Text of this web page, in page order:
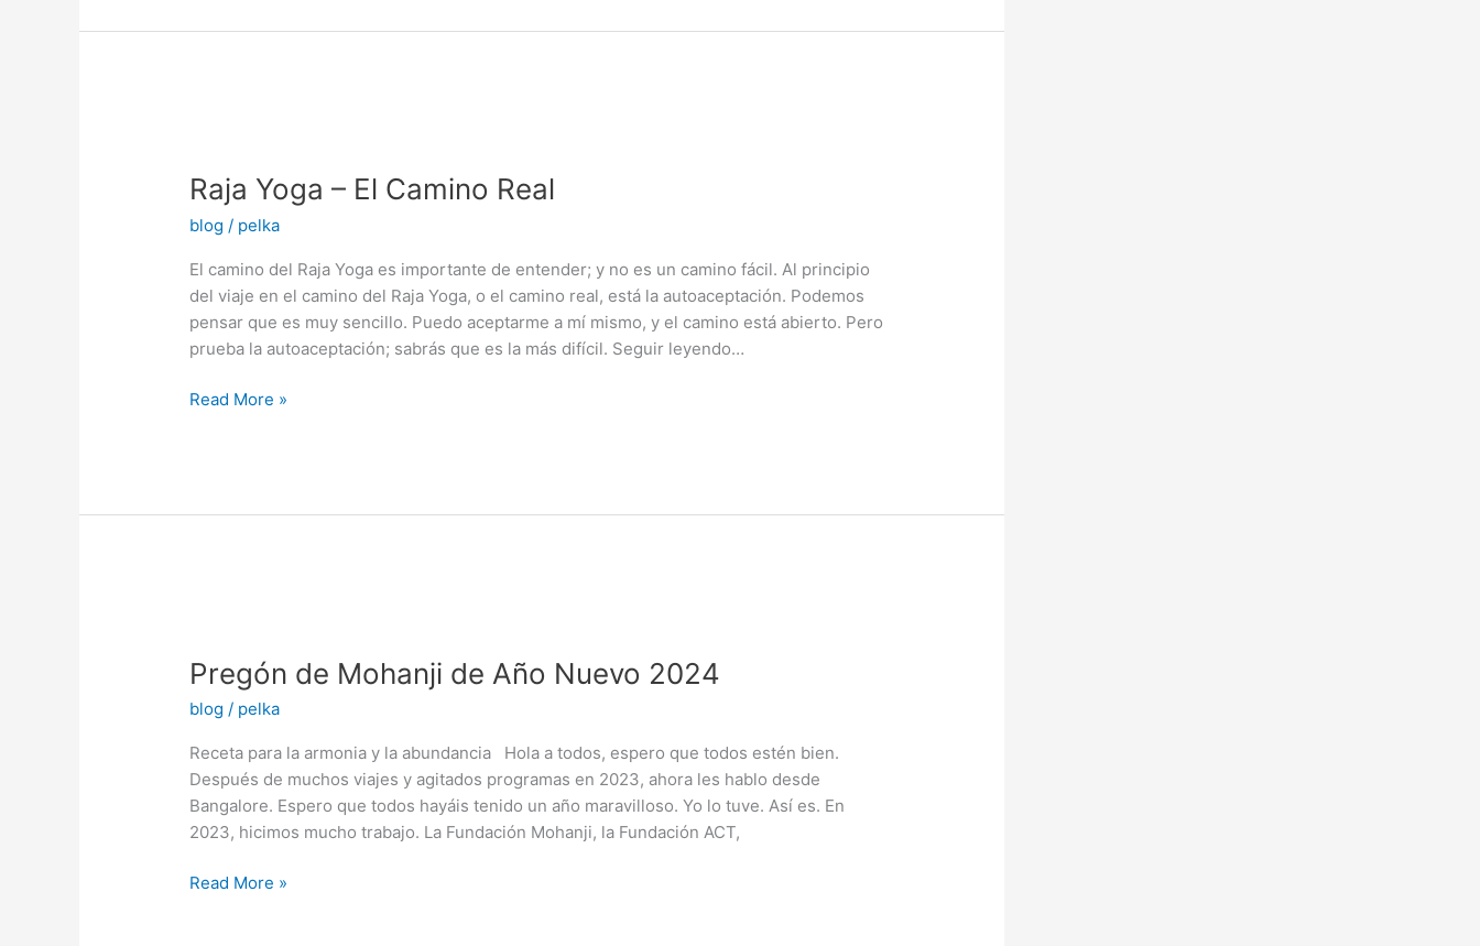
Raja Yoga – El Camino Real
blog / pelka
El camino del Raja Yoga es importante de entender; y no es un camino fácil. Al principio
del viaje en el camino del Raja Yoga, o el camino real, está la autoaceptación. Podemos
pensar que es muy sencillo. Puedo aceptarme a mí mismo, y el camino está abierto. Pero
prueba la autoaceptación; sabrás que es la más difícil. Seguir leyendo…
–
Camino
Real
Read More »
Pregón de Mohanji de Año Nuevo 2024
blog / pelka
Receta para la armonia y la abundancia Hola a todos, espero que todos estén bien.
Después de muchos viajes y agitados programas en 2023, ahora les hablo desde
Bangalore. Espero que todos hayáis tenido un año maravilloso. Yo lo tuve. Así es. En
2023, hicimos mucho trabajo. La Fundación Mohanji, la Fundación ACT,
Mohanji
Año
Nuevo
2024
Read More »